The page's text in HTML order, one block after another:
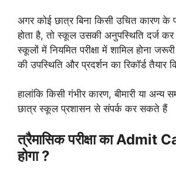
अगर कोई छात्र बिना किसी उचित कारण के
होता है, तो स्कूल उसकी अनुपस्थिति दर्ज
स्कूलों में नियमित परीक्षा में शामिल होना
की उपस्थिति और प्रदर्शन का रिकॉर्ड तैयार
हालांकि किसी गंभीर कारण, बीमारी या अन्य
छात्र स्कूल प्रशासन से संपर्क कर सकते हैं
त्रैमासिक परीक्षा का Admit
होगा ?